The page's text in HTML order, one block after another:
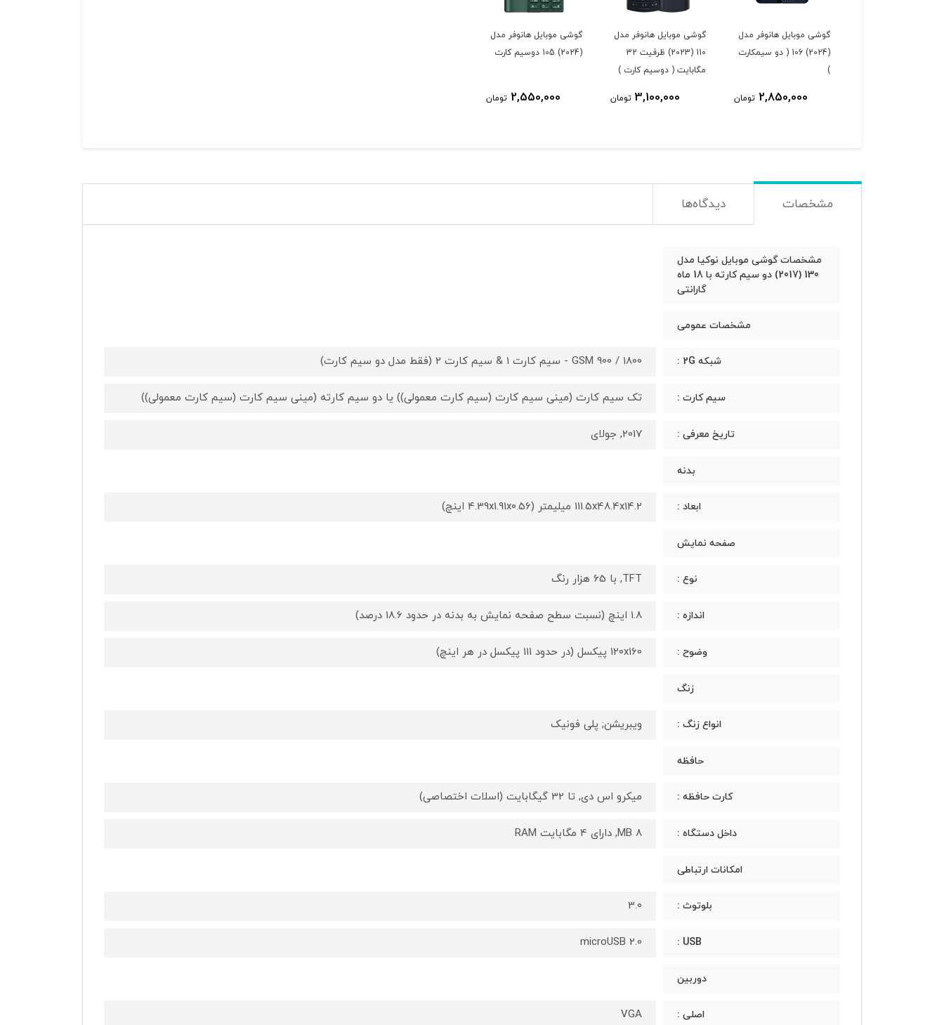
گوشی موبایل هانوفر مدل
(2024) 106 ( دو سیمکارت
)
2,850,000 تومان
گوشی موبایل هانوفر مدل
110 (2023) ظرفیت 32
مگابایت ( دوسیم کارت )
3,100,000 تومان
گوشی موبایل هانوفر مدل
(2024) 105 دوسیم کارت
2,550,000 تومان
مشخصات دیدگاه‌ها
مشخصات گوشی موبایل نوکیا مدل
130 (2017) دو سیم کارته با 18 ماه
گارانتی
مشخصات عمومی
شبکه 2G : GSM 900 / 1800 - سیم کارت 1 & سیم کارت 2 (فقط مدل دو سیم کارت)
سیم کارت : تک سیم کارت (مینی سیم کارت (سیم کارت معمولی)) یا دو سیم کارته (مینی سیم کارت (سیم کارت معمولی))
تاریخ معرفی : 2017, جولای
بدنه
ابعاد : 111.5x48.4x14.2 میلیمتر (4.39x1.91x0.56 اینچ)
صفحه نمایش
نوع : TFT, با ‬65 هزار رنگ
اندازه : 1.8 اینچ (نسبت سطح صفحه نمایش به بدنه در حدود 18.6 درصد)
وضوح : 120x160 پیکسل (در حدود 111 پیکسل در هر اینچ)
زنگ
انواع زنگ : ویبریشن; پلی فونیک
حافظه
کارت حافظه : میکرو اس دی, تا 32 گیگابایت (اسلات اختصاصی)
داخل دستگاه : 8 MB, دارای 4 مگابایت RAM
امکانات ارتباطی
بلوتوث : 3.0
USB :
microUSB 2.0
دوربین
اصلی : VGA